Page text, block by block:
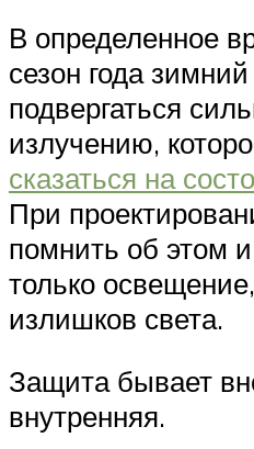
В определенное
сезон года
подвергаться
излучению,
сказаться на
При
помнить об этом
только
излишков света.
Защита бывает
внутренняя.